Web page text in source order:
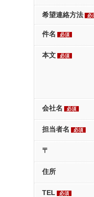
希望連絡方法 必
件名 必須
本文 必須
会社名 必須
担当者名 必須
〒
住所
TEL 必須